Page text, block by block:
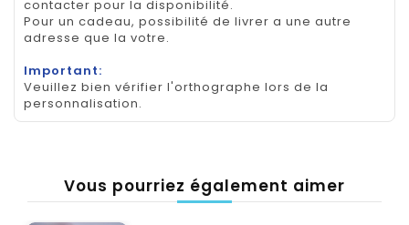
contacter pour la disponibilité.
Pour un cadeau, possibilité de livrer a une autre
adresse que la votre.
Important:
Veuillez bien vérifier l'orthographe lors de la
personnalisation.
Vous pourriez également aimer